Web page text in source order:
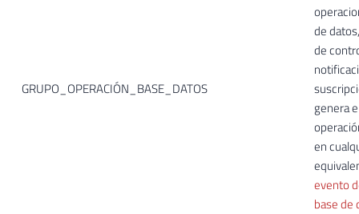
GRUPO_OPERACIÓN_BASE_DATOS
de
de
genera
en
evento
base de